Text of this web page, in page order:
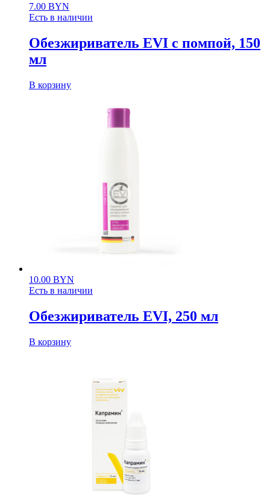
7.00 BYN
Есть в наличии
Обезжириватель EVI с помпой, 150
мл
В корзину
10.00 BYN
Есть в наличии
Обезжириватель EVI, 250 мл
В корзину